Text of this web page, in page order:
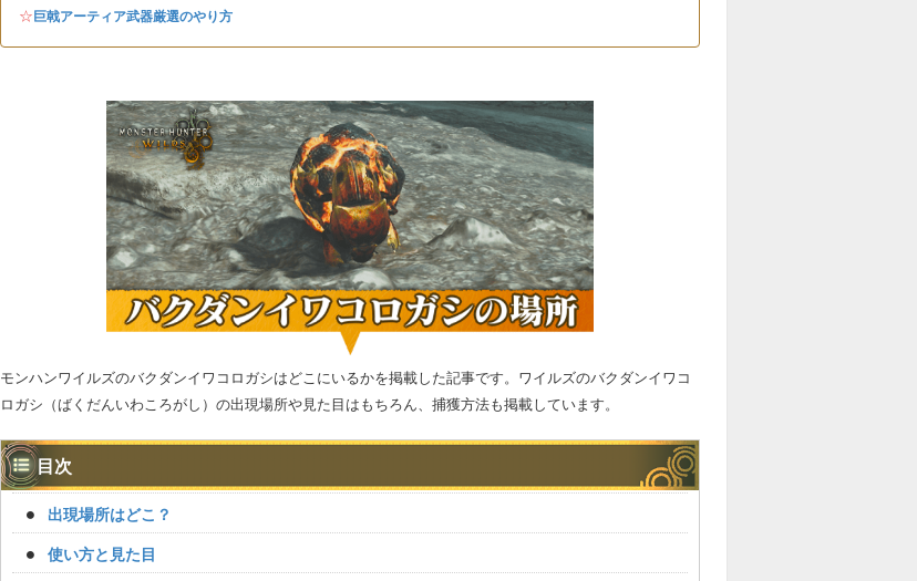
☆巨戟アーティア武器厳選のやり方
モンハンワイルズのバクダンイワコロガシはどこにいるかを掲載した記事です。ワイルズのバクダンイワコ
ロガシ（ばくだんいわころがし）の出現場所や見た目はもちろん、捕獲方法も掲載しています。
目次
出現場所はどこ？
使い方と見た目